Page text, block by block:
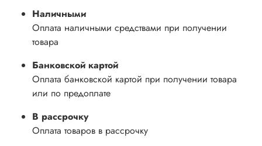
Наличными
Оплата наличными средствами при получении
товара
Банковской картой
Оплата банковской картой при получении товара
или по предоплате
В рассрочку
Оплата товаров в рассрочку